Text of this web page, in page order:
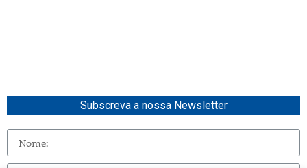
Subscreva a nossa Newsletter